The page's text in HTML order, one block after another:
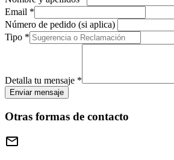
Email *
Número de pedido (si aplica)
Tipo *
Detalla tu mensaje *
Enviar mensaje
Otras formas de contacto
email